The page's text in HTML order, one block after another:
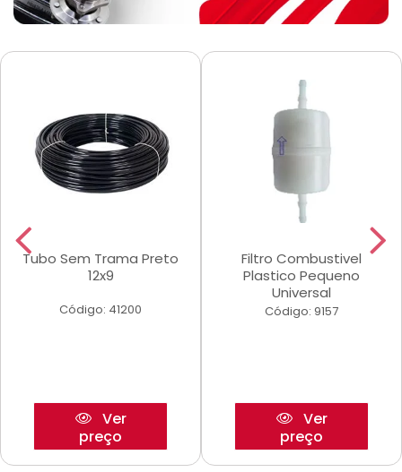
Tubo Sem Trama Preto
12x9
Código: 41200
Ver
preço
Filtro Combustivel
Plastico Pequeno
Universal
Código: 9157
Ver
preço